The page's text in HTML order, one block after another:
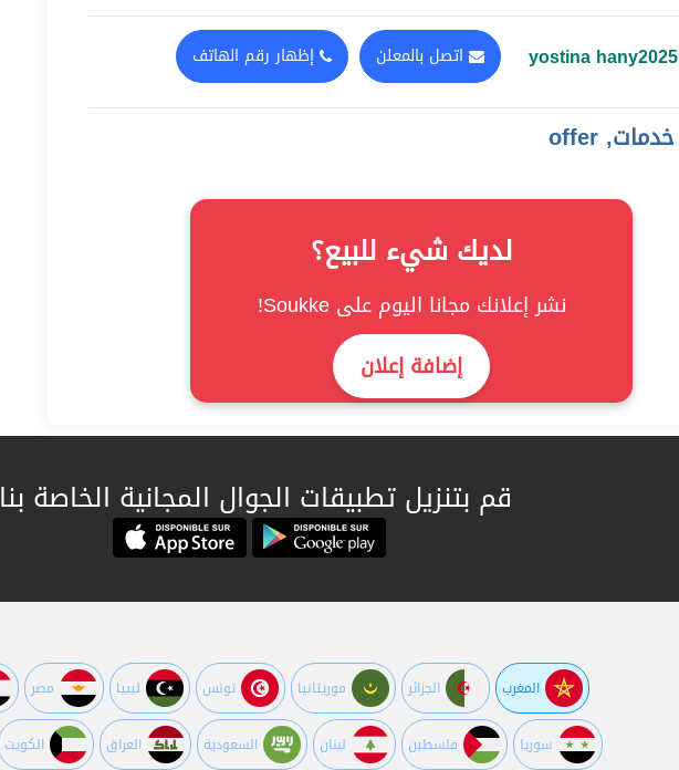
yostina hany2025 اتصل بالمعلن إظهار رقم الهاتف
خدمات, offer
لديك شيء للبيع؟
نشر إعلانك مجانا اليوم على Soukke!
إضافة إعلان
قم بتنزيل تطبيقات الجوال المجانية الخاصة بنا
المغرب الجزائر موريتانيا تونس ليبيا مصر
سوريا فلسطين لبنان السعودية العراق الكويت